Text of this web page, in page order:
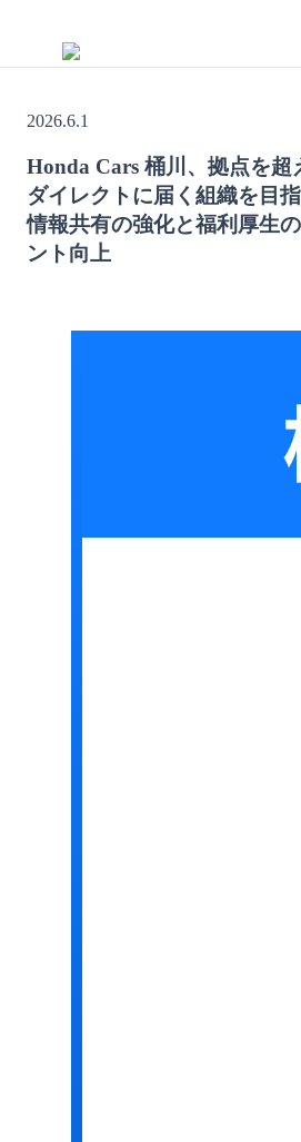
TUNAGの特徴
サポート体制
導入事例
活用方法
2026.6.1
Honda Cars 桶川、拠点を超
ダイレクトに届く組織を目
情報共有の強化と福利厚生
ント向上